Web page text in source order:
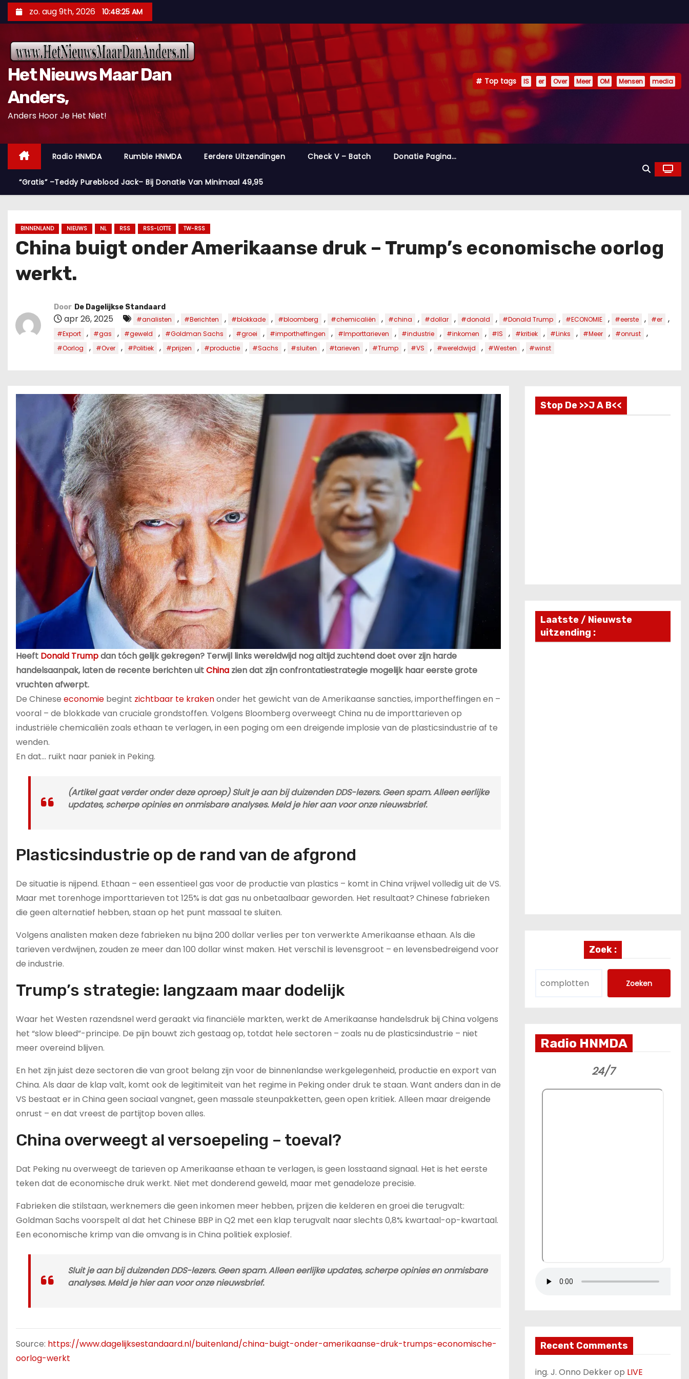
o
n
zo. aug 9th, 2026 10:48:26 AM
Het Nieuws Maar Dan
Anders,
Anders Hoor Je Het Niet!
Top tags IS er Over Meer OM Mensen media
Radio HNMDA Rumble HNMDA Eerdere Uitzendingen Check V – Batch Donatie Pagina…
“Gratis” –Teddy Pureblood Jack– Bij Donatie Van Minimaal 49,95
BINNENLAND NIEUWS NL RSS RSS-LOTTE TW-RSS
China buigt onder Amerikaanse druk – Trump’s economische oorlog
werkt.
Door De Dagelijkse Standaard
apr 26, 2025 #analisten , #Berichten , #blokkade , #bloomberg , #chemicaliën , #china , #dollar , #donald , #Donald Trump , #ECONOMIE , #eerste , #er ,
#Export , #gas , #geweld , #Goldman Sachs , #groei , #importheffingen , #Importtarieven , #industrie , #inkomen , #IS , #kritiek , #Links , #Meer , #onrust ,
#Oorlog , #Over , #Politiek , #prijzen , #productie , #Sachs , #sluiten , #tarieven , #Trump , #VS , #wereldwijd , #Westen , #winst
Heeft Donald Trumpdan tóch gelijk gekregen? Terwijl links wereldwijd nog altijd zuchtend doet over zijn harde
handelsaanpak, laten de recente berichten uitChina zien dat zijn confrontatiestrategie mogelijk haar eerste grote
vruchten afwerpt.
De Chinese economie begint zichtbaar te krakenonder het gewicht van de Amerikaanse sancties, importheffingen en –
vooral – de blokkade van cruciale grondstoffen. Volgens Bloomberg overweegt China nu de importtarieven op
industriële chemicaliën zoals ethaan te verlagen, in een poging om een dreigende implosie van de plasticsindustrie af te
wenden.
En dat… ruikt naar paniek in Peking.
(Artikel gaat verder onder deze oproep) Sluit je aan bij duizenden DDS-lezers. Geen spam. Alleen eerlijke
updates, scherpe opinies en onmisbare analyses. Meld je hier aan voor onze nieuwsbrief.
Plasticsindustrie op de rand van de afgrond
De situatie is nijpend. Ethaan – een essentieel gas voor de productie van plastics – komt in China vrijwel volledig uit de VS.
Maar met torenhoge importtarieven tot 125% is dat gas nu onbetaalbaar geworden. Het resultaat? Chinese fabrieken
die geen alternatief hebben, staan op het punt massaal te sluiten.
Volgens analisten maken deze fabrieken nu bijna 200 dollar verlies per ton verwerkte Amerikaanse ethaan. Als die
tarieven verdwijnen, zouden ze meer dan 100 dollar winst maken. Het verschil is levensgroot – en levensbedreigend voor
de industrie.
Trump’s strategie: langzaam maar dodelijk
Waar het Westen razendsnel werd geraakt via financiële markten, werkt de Amerikaanse handelsdruk bij China volgens
het “slow bleed”-principe. De pijn bouwt zich gestaag op, totdat hele sectoren – zoals nu de plasticsindustrie – niet
meer overeind blijven.
En het zijn juist deze sectoren die van groot belang zijn voor de binnenlandse werkgelegenheid, productie en export van
China. Als daar de klap valt, komt ook de legitimiteit van het regime in Peking onder druk te staan. Want anders dan in de
VS bestaat er in China geen sociaal vangnet, geen massale steunpakketten, geen open kritiek. Alleen maar dreigende
onrust – en dat vreest de partijtop boven alles.
China overweegt al versoepeling – toeval?
Dat Peking nu overweegt de tarieven op Amerikaanse ethaan te verlagen, is geen losstaand signaal. Het is het eerste
teken dat de economische druk werkt. Niet met donderend geweld, maar met genadeloze precisie.
Fabrieken die stilstaan, werknemers die geen inkomen meer hebben, prijzen die kelderen en groei die terugvalt:
Goldman Sachs voorspelt al dat het Chinese BBP in Q2 met een klap terugvalt naar slechts 0,8% kwartaal-op-kwartaal.
Een economische krimp van die omvang is in China politiek explosief.
Sluit je aan bij duizenden DDS-lezers. Geen spam. Alleen eerlijke updates, scherpe opinies en onmisbare
analyses. Meld je hier aan voor onze nieuwsbrief.
Source: https://www.dagelijksestandaard.nl/buitenland/china-buigt-onder-amerikaanse-druk-trumps-economische-
oorlog-werkt
Stop De >>J A B<<
Laatste / Nieuwste
uitzending :
Zoek :
Zoeken
Radio HNMDA
24/7
Recent Comments
ing. J. Onno Dekkerop LIVE